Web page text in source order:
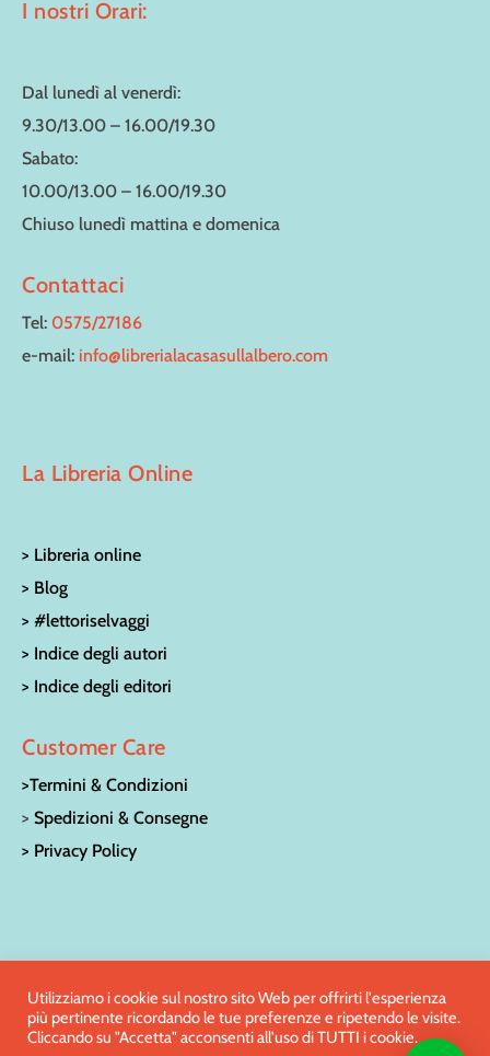
I nostri Orari:
Dal lunedì al venerdì:
9.30/13.00 – 16.00/19.30
Sabato:
10.00/13.00 – 16.00/19.30
Chiuso lunedì mattina e domenica
Contattaci
Tel: 0575/27186
e-mail: info@librerialacasasullalbero.com
La Libreria Online
> Libreria online
> Blog
> #lettoriselvaggi
> Indice degli autori
> Indice degli editori
Customer Care
>Termini & Condizioni
>Spedizioni & Consegne
> Privacy Policy
© LA CASA SULL’ALBERO LIBRERIA PER RAGAZZI | Via San
Francesco 15 – 52100 Arezzo | Tel:0575/27186| e-mail:
Utilizziamo i cookie sul nostro sito Web per offrirti l'esperienza
più pertinente ricordando le tue preferenze e ripetendo le visite.
Cliccando su "Accetta" acconsenti all'uso di TUTTI i cookie.